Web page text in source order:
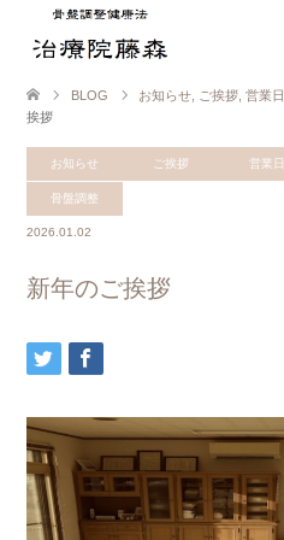
BLOG お知らせ ご挨拶 営業日
挨拶
お知らせ ご挨拶 営業日
骨盤調整
2026.01.02
新年のご挨拶